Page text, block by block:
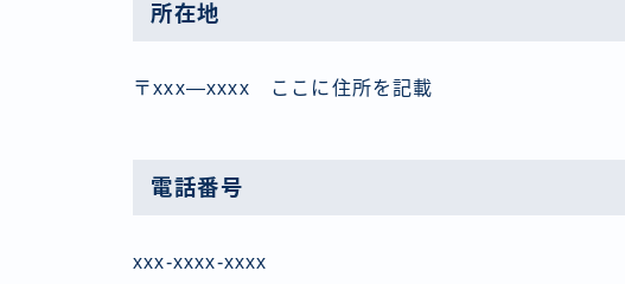
所在地
〒xxx―xxxx ここに住所を記載
電話番号
xxx-xxxx-xxxx